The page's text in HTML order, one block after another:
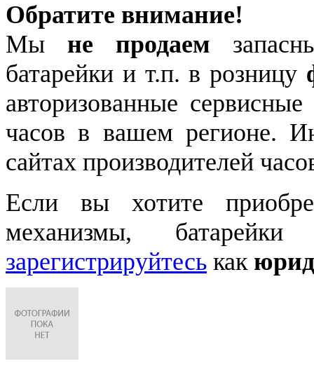
Обратите внимание!
Мы не продаем
батарейки и т.п. в розницу
авторизованные
часов в вашем регионе.
сайтах производителей
Если вы хотите
механизмы,
зарегистрируйтесь как